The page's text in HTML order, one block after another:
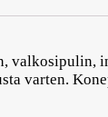
varten.